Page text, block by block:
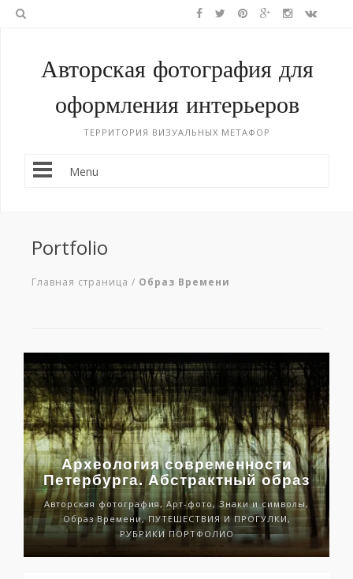
Авторская фотография для
оформления интерьеров
ТЕРРИТОРИЯ ВИЗУАЛЬНЫХ МЕТАФОР
Menu
Portfolio
Главная страница / Образ Времени
Археология современности
Петербурга. Абстрактный образ
Авторская фотография, Арт-фото, Знаки и символы,
Образ Времени, ПУТЕШЕСТВИЯ И ПРОГУЛКИ,
РУБРИКИ ПОРТФОЛИО